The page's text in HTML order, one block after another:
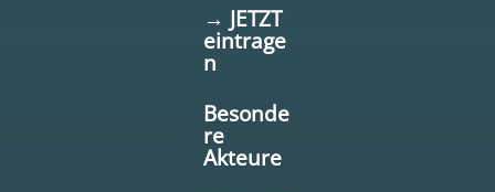
→ JETZT
eintrage
n
Besonde
re
Akteure